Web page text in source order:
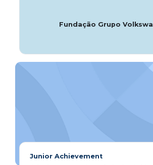
Fundação Grupo
Junior Achievement